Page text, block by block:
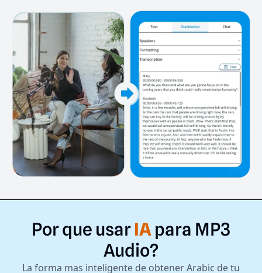
Porque usarIApara MP3
Audio?
La forma mas inteligente de obtener Arabic de tu